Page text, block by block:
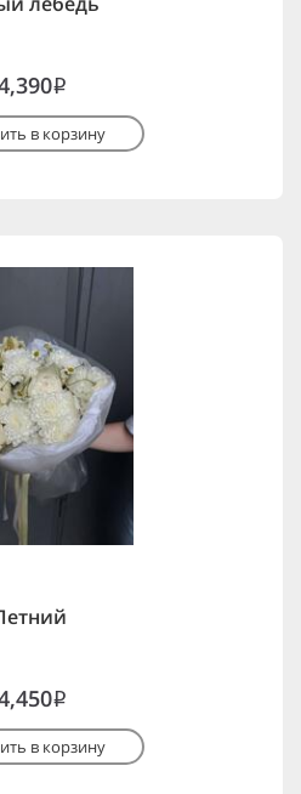
i
в корзину
i
в корзину